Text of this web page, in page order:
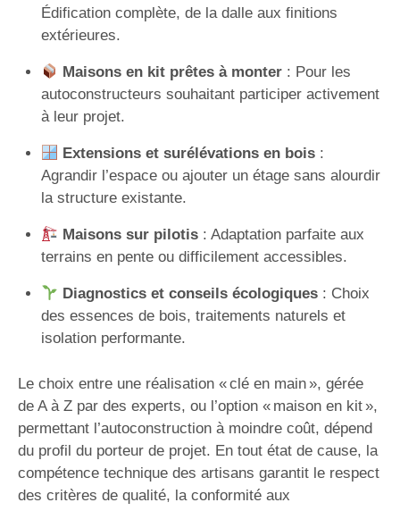
Édification complète, de la dalle aux finitions
extérieures.
Maisons en kit prêtes à monter: Pour les
autoconstructeurs souhaitant participer activement
à leur projet.
Extensions et surélévations en bois:
Agrandir l’espace ou ajouter un étage sans alourdir
la structure existante.
Maisons sur pilotis: Adaptation parfaite aux
terrains en pente ou difficilement accessibles.
Diagnostics et conseils écologiques: Choix
des essences de bois, traitements naturels et
isolation performante.
Le choix entre une réalisation « clé en main », gérée
de A à Z par des experts, ou l’option « maison en kit »,
permettant l’autoconstruction à moindre coût, dépend
du profil du porteur de projet. En tout état de cause, la
compétence technique des artisans garantit le respect
des critères de qualité, la conformité aux